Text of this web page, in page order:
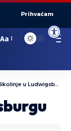
Open
Prihvaćam
Aa
u Ludwigsburgu